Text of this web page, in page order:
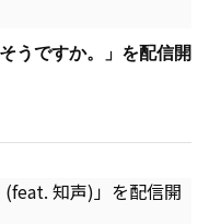
うですか。」を配信開